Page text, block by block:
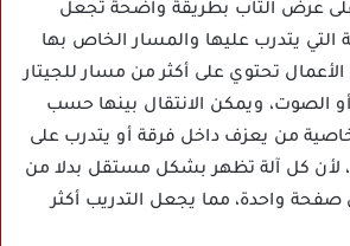
عرض التاب بطريقة واضحة تجعل
التي يتدرب عليها والمسار الخاص بها
تحتوي على أكثر من مسار للجيتار
الصوت، ويمكن الانتقال بينها حسب
من يعزف داخل فرقة أو يتدرب على
لأن كل آلة تظهر بشكل مستقل بدلا من
صفحة واحدة، مما يجعل التدريب أكثر